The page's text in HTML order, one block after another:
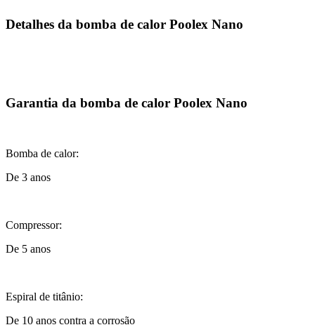
Detalhes da bomba de calor Poolex Nano
Garantia da bomba de calor Poolex Nano
Bomba de calor:
De 3 anos
Compressor:
De 5 anos
Espiral de titânio:
De 10 anos contra a corrosão